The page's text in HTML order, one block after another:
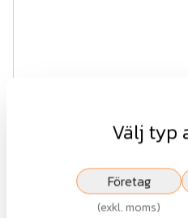
Sektionsräcke 48 med
Välj typ
Företag
(exkl. moms)